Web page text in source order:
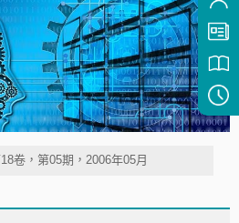
卷，第05期，2006年05月